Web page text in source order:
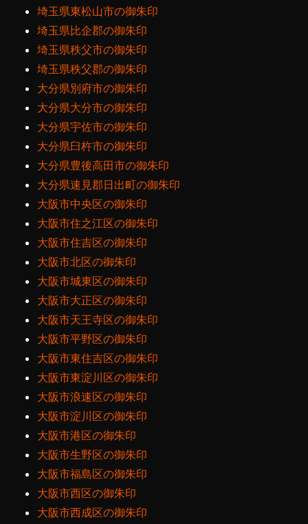
埼玉県東松山市の御朱印
埼玉県比企郡の御朱印
埼玉県秩父市の御朱印
埼玉県秩父郡の御朱印
大分県別府市の御朱印
大分県大分市の御朱印
大分県宇佐市の御朱印
大分県臼杵市の御朱印
大分県豊後高田市の御朱印
大分県速見郡日出町の御朱印
大阪市中央区の御朱印
大阪市住之江区の御朱印
大阪市住吉区の御朱印
大阪市北区の御朱印
大阪市城東区の御朱印
大阪市大正区の御朱印
大阪市天王寺区の御朱印
大阪市平野区の御朱印
大阪市東住吉区の御朱印
大阪市東淀川区の御朱印
大阪市浪速区の御朱印
大阪市淀川区の御朱印
大阪市港区の御朱印
大阪市生野区の御朱印
大阪市福島区の御朱印
大阪市西区の御朱印
大阪市西成区の御朱印